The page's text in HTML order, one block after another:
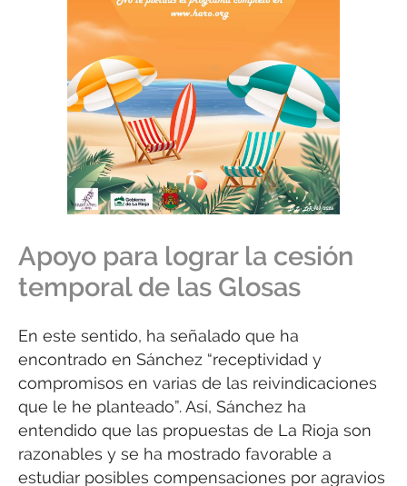
Apoyo para lograr la cesión
temporal de las Glosas
En este sentido, ha señalado que ha
encontrado en Sánchez “receptividad y
compromisos en varias de las reivindicaciones
que le he planteado”. Así, Sánchez ha
entendido que las propuestas de La Rioja son
razonables y se ha mostrado favorable a
estudiar posibles compensaciones por agravios